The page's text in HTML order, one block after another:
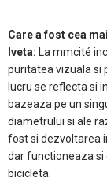
Care a fost cea
Iveta: La mmcité
puritatea vizuala si
lucru se reflecta si
bazeaza pe un
diametrului si ale
fost si dezvoltarea
dar functioneaza si
bicicleta.